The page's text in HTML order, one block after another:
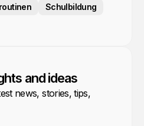
Schulbildung
and ideas
news, stories, tips,